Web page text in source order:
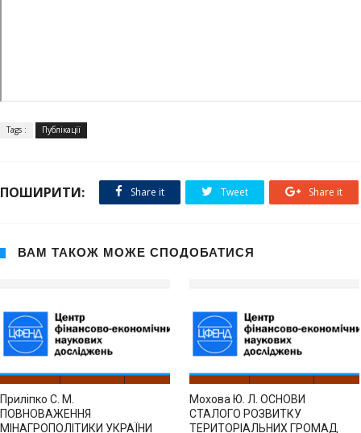
Tags : Публікації
ПОШИРИТИ: Share it Tweet Share it
ВАМ ТАКОЖ МОЖЕ СПОДОБАТИСЯ
Приліпко С. М.
ПОВНОВАЖЕННЯ
МІНАГРОПОЛІТИКИ УКРАЇНИ
Мохова Ю. Л. ОСНОВИ
СТАЛОГО РОЗВИТКУ
ТЕРИТОРІАЛЬНИХ ГРОМАД